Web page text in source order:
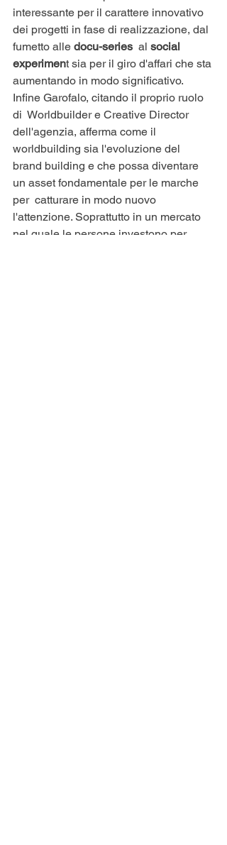
interessante per il carattere innovativo
dei progetti in fase di realizzazione, dal
fumetto alle docu-series al social
experiment sia per il giro d'affari che sta
aumentando in modo significativo.
Infine Garofalo, citando il proprio ruolo
di  Worldbuilder e Creative Director
dell'agenzia, afferma come il
worldbuilding sia l'evoluzione del
brand building e che possa diventare
un asset fondamentale per le marche
per  catturare in modo nuovo
l'attenzione. Soprattutto in un mercato
nel quale le persone investono per